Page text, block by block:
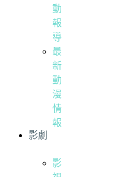
動
報
導
最
新
動
漫
情
報
影劇
影